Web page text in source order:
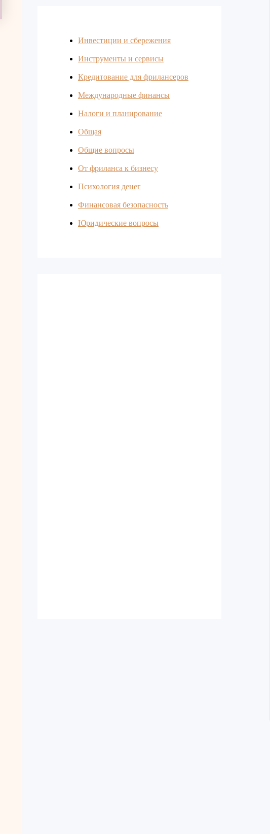
Инвестиции и сбережения
Инструменты и сервисы
Кредитование для фрилансеров
Международные финансы
Налоги и планирование
Общая
Общие вопросы
От фриланса к бизнесу
Психология денег
Финансовая безопасность
Юридические вопросы